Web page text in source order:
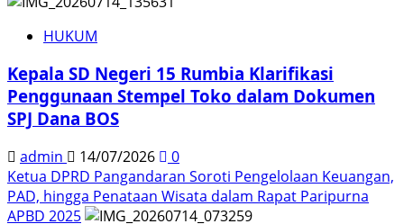
HUKUM
Kepala SD Negeri 15 Rumbia Klarifikasi
Penggunaan Stempel Toko dalam Dokumen
SPJ Dana BOS
admin 14/07/2026
0
Ketua DPRD Pangandaran Soroti Pengelolaan Keuangan,
PAD, hingga Penataan Wisata dalam Rapat Paripurna
APBD 2025